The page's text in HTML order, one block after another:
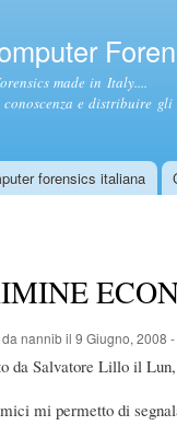
made in Italy....
e distribuire
forensics italiana
nannibil 9 Giugno, 2008
da Salvatore Lillo il Lun,
mi permetto di